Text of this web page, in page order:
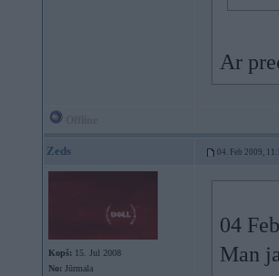
Ar
Zeds 04. Feb 2009,
Kopš: 15. Jul 2008
No: Jūrmala
04
Man